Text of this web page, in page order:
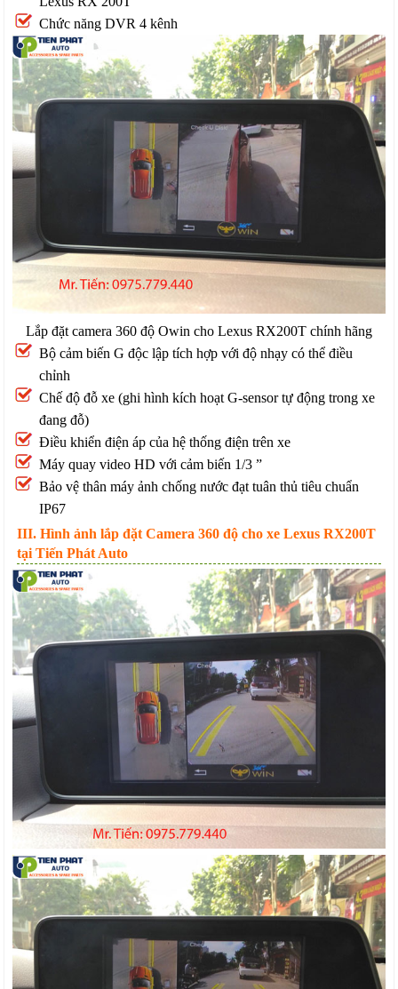
Chức năng DVR 4 kênh
Lắp đặt camera 360 độ Owin cho Lexus RX200T chính hãng
Bộ cảm biến G độc lập tích hợp với độ nhạy có thể điều
chỉnh
Chế độ đỗ xe (ghi hình kích hoạt G-sensor tự động trong xe
đang đỗ)
Điều khiển điện áp của hệ thống điện trên xe
Máy quay video HD với cảm biến 1/3 ”
Bảo vệ thân máy ảnh chống nước đạt tuân thủ tiêu chuẩn
IP67
III. Hình ảnh lắp đặt Camera 360 độ cho xe Lexus RX200T
tại Tiến Phát Auto